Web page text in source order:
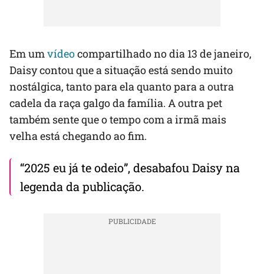
Em umvídeocompartilhado no dia 13 de janeiro,
Daisy contou que a situação está sendo muito
nostálgica, tanto para ela quanto para a outra
cadela da raça galgo da família. A outra pet
também sente que o tempo com a irmã mais
velha está chegando ao fim.
“2025 eu já te odeio”, desabafou Daisy na
legenda da publicação.